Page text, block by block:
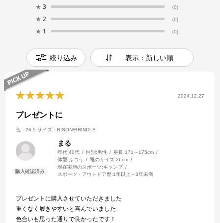
★ 3 (0)
★ 2 (0)
★ 1 (0)
絞り込み 表示：新しい順
2024.12.27
プレゼントに
色：26.5 サイズ：BISON/BRINDLE
まる
年代:40代 性別:男性 身長:171～175cm
体型: ふつう 靴のサイズ:26cm
現在実施のスポーツ:キャンプ
スポーツ・アウトドア歴:1年以上～3年未満
プレゼントに購入させていただきました
重くなく履きやすいと喜んでいました
色合いも思った通りで良かったです！